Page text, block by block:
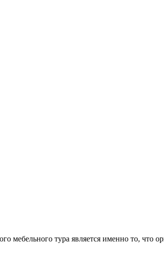
тура является именно то, что